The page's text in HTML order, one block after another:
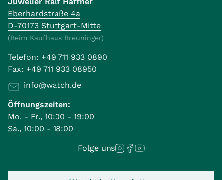
Eberhardstraße 4a
D-70173 Stuttgart-Mitte
(Beim Kaufhaus Breuninger)
Telefon: +49 711 933 0890
Fax: +49 711 933 08950
info@watch.de
Öffnungszeiten:
Mo. - Fr., 10:00 - 19:00
Sa., 10:00 - 18:00
Folge uns